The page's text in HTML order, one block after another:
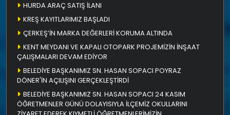
HURDA ARAÇ SATIŞ İLANI
KREŞ KAYITLARIMIZ BAŞLADI
ÇERKEŞ’İN MARKA DEĞERLERİ KORUMA ALTINDA
KENT MEYDANI VE KAPALI OTOPARK PROJEMİZİN İNŞAAT
ÇALIŞMALARI DEVAM EDİYOR
BELEDİYE BAŞKANIMIZ SN. HASAN SOPACI POYRAZ
DÖNER'İN AÇILIŞINI GERÇEKLEŞTİRDİ
BELEDİYE BAŞKANIMIZ SN. HASAN SOPACI 24 KASIM
ÖĞRETMENLER GÜNÜ DOLAYISIYLA İLÇEMİZ OKULLARINI